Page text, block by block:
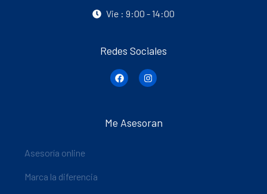
Vie : 9:00 - 14:00
Redes Sociales
Me Asesoran
Asesoría online
Marca la diferencia